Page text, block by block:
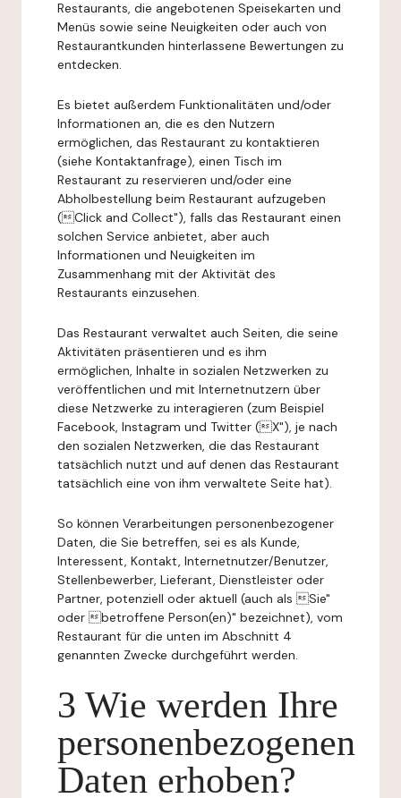
Restaurants, die angebotenen Speisekarten und
Menüs sowie seine Neuigkeiten oder auch von
Restaurantkunden hinterlassene Bewertungen zu
entdecken.
Es bietet außerdem Funktionalitäten und/oder
Informationen an, die es den Nutzern
ermöglichen, das Restaurant zu kontaktieren
(siehe Kontaktanfrage), einen Tisch im
Restaurant zu reservieren und/oder eine
Abholbestellung beim Restaurant aufzugeben
(Click and Collect"), falls das Restaurant einen
solchen Service anbietet, aber auch
Informationen und Neuigkeiten im
Zusammenhang mit der Aktivität des
Restaurants einzusehen.
Das Restaurant verwaltet auch Seiten, die seine
Aktivitäten präsentieren und es ihm
ermöglichen, Inhalte in sozialen Netzwerken zu
veröffentlichen und mit Internetnutzern über
diese Netzwerke zu interagieren (zum Beispiel
Facebook, Instagram und Twitter (X"), je nach
den sozialen Netzwerken, die das Restaurant
tatsächlich nutzt und auf denen das Restaurant
tatsächlich eine von ihm verwaltete Seite hat).
So können Verarbeitungen personenbezogener
Daten, die Sie betreffen, sei es als Kunde,
Interessent, Kontakt, Internetnutzer/Benutzer,
Stellenbewerber, Lieferant, Dienstleister oder
Partner, potenziell oder aktuell (auch als Sie"
oder betroffene Person(en)" bezeichnet), vom
Restaurant für die unten im Abschnitt 4
genannten Zwecke durchgeführt werden.
3 Wie werden Ihre
personenbezogenen
Daten erhoben?